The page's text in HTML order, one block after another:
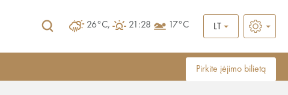
26°C, 21:28 17°C LT
Pirkite įėjimo bilietą